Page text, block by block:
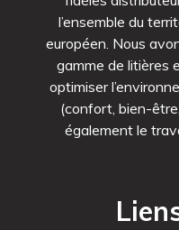
l’ensemble du
européen. Nous
gamme de litières
optimiser
(confort, bien-
également le